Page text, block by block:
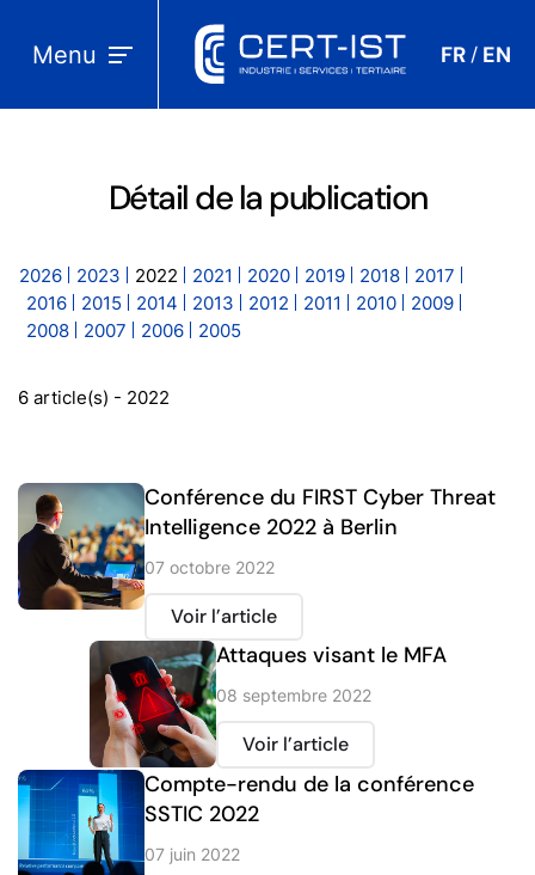
Menu FR / EN
Détail de la publication
2026 2023 2022 2021 2020 2019 2018
2017
2016
2015 2014 2013 2012 2011 2010
2009
2008
2007 2006 2005
6 article(s) - 2022
Conférence du FIRST Cyber Threat
Intelligence 2022 à Berlin
07 octobre 2022
Voir l’article
Attaques visant le MFA
08 septembre 2022
Voir l’article
Compte-rendu de la conférence
SSTIC 2022
07 juin 2022